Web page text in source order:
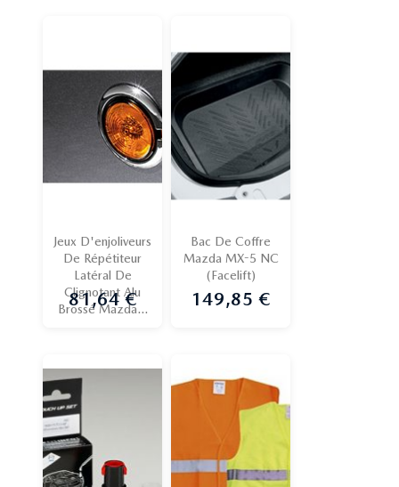
Jeux D'enjoliveurs
De Répétiteur
Latéral De
Clignotant Alu
Brossé Mazda...
Prix
81,64 €
Bac De Coffre
Mazda MX-5 NC
(Facelift)
Prix
149,85 €